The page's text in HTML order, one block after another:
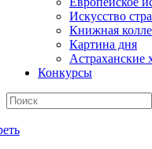
Искусство
Книжная
Картина дня
Астраханские
Конкурсы